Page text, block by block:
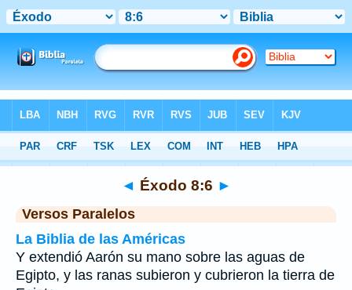
>Éxodo> Capítulo 8> Verso 6
◄ Éxodo 8:6 ►
Versos Paralelos
La Biblia de las Américas
Y extendió Aarón su mano sobre las aguas de
Egipto, y las ranas subieron y cubrieron la tierra de